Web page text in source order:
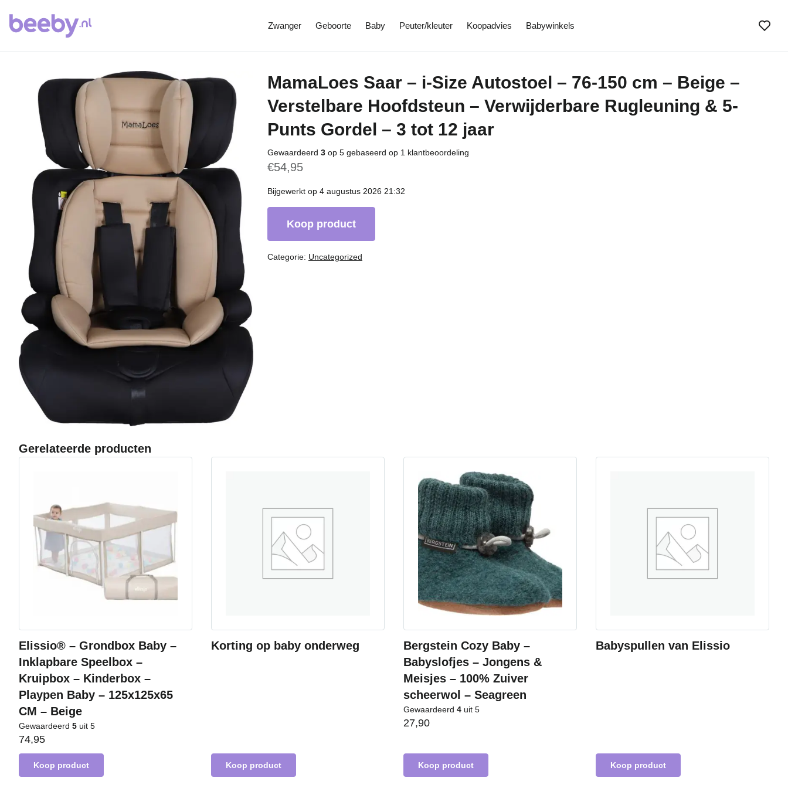
Zwanger Geboorte Baby Peuter/kleuter Koopadvies Babywinkels
MamaLoes Saar – i-Size Autostoel – 76-150 cm – Beige –
Verstelbare Hoofdsteun – Verwijderbare Rugleuning & 5-
Punts Gordel – 3 tot 12 jaar
Gewaardeerd 3 op 5 gebaseerd op 1 klantbeoordeling
€54,95
Bijgewerkt op 4 augustus 2026 21:32
Koop product
Categorie: Uncategorized
Gerelateerde producten
Elissio® – Grondbox Baby –
Inklapbare Speelbox –
Kruipbox – Kinderbox –
Playpen Baby – 125x125x65
CM – Beige
Gewaardeerd 5 uit 5
74,95
Koop product
Korting op baby onderweg
Koop product
Bergstein Cozy Baby –
Babyslofjes – Jongens &
Meisjes – 100% Zuiver
scheerwol – Seagreen
Gewaardeerd 4 uit 5
27,90
Koop product
Babyspullen van Elissio
Koop product